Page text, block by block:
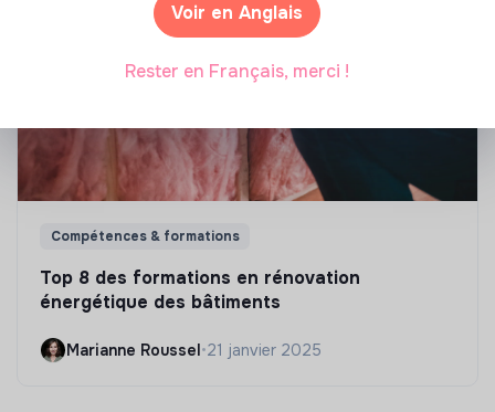
Compétences & formations
Top 8 des formations en rénovation
énergétique des bâtiments
Marianne Roussel•21 janvier 2025
Voir en Anglais
Rester en Français, merci !